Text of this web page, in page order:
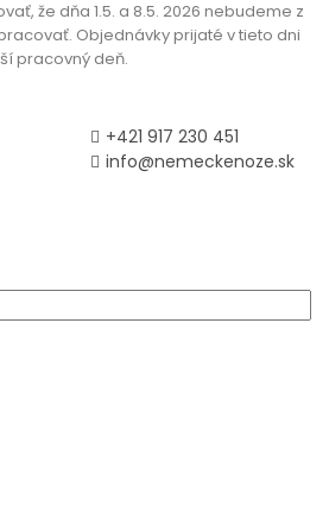
že dňa 1.5. a 8.5. 2026 nebudeme z
Objednávky prijaté v tieto dni
pracovný deň.
+421 917 230 451
info@nemeckenoze.sk